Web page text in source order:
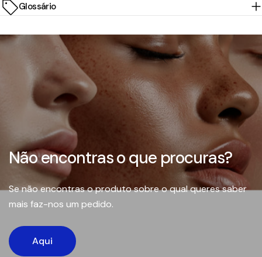
Glossário
Não encontras o que procuras?
Se não encontras o produto sobre o qual queres saber
mais faz-nos um pedido.
Aqui